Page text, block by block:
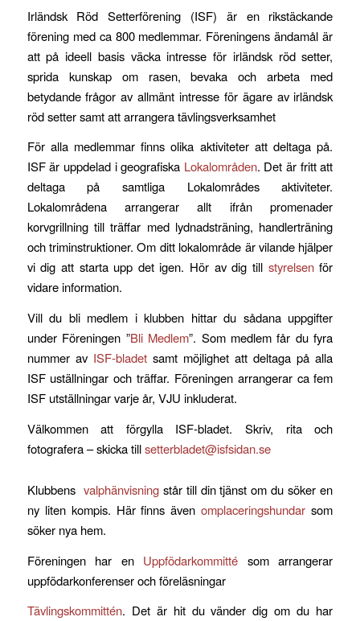
Irländsk Röd Setterförening (ISF) är en rikstäckande
förening med ca 800 medlemmar. Föreningens ändamål är
att på ideell basis väcka intresse för irländsk röd setter,
sprida kunskap om rasen, bevaka och arbeta med
betydande frågor av allmänt intresse för ägare av irländsk
röd setter samt att arrangera tävlingsverksamhet
För alla medlemmar finns olika aktiviteter att deltaga på.
ISF är uppdelad i geografiska Lokalområden. Det är fritt att
deltaga på samtliga Lokalområdes aktiviteter.
Lokalområdena arrangerar allt ifrån promenader
korvgrillning till träffar med lydnadsträning, handlerträning
och triminstruktioner. Om ditt lokalområde är vilande hjälper
vi dig att starta upp det igen. Hör av dig till styrelsenför
vidare information.
Vill du bli medlem i klubben hittar du sådana uppgifter
under Föreningen ”Bli Medlem”. Som medlem får du fyra
nummer av ISF-bladetsamt möjlighet att deltaga på alla
ISF uställningar och träffar. Föreningen arrangerar ca fem
ISF utställningar varje år, VJU inkluderat.
Välkommen att förgylla ISF-bladet. Skriv, rita och
fotografera – skicka tillsetterbladet@isfsidan.se
Klubbens valphänvisningstår till din tjänst om du söker en
ny liten kompis. Här finns ävenomplaceringshundar som
söker nya hem.
Föreningen har en Uppfödarkommitté som arrangerar
uppfödarkonferenser och föreläsningar
Tävlingskommittén. Det är hit du vänder dig om du har